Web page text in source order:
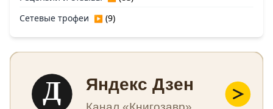
Сетевые трофеи ▶ (9)
Д Яндекс Дзен